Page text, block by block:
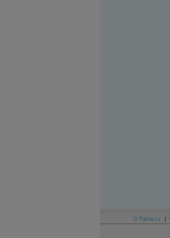
O Patria.cz